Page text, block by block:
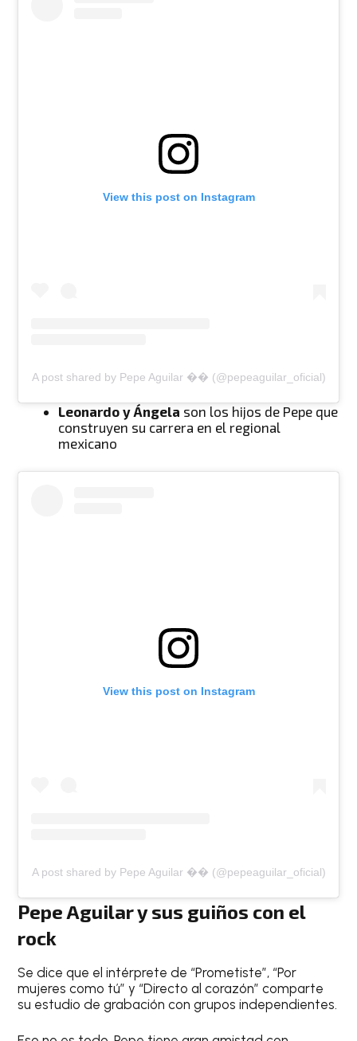
View this post on Instagram
A post shared by Pepe Aguilar �� (@pepeaguilar_oficial)
Leonardo y Ángela son los hijos de Pepe que
construyen su carrera en el regional
mexicano
View this post on Instagram
A post shared by Pepe Aguilar �� (@pepeaguilar_oficial)
Pepe Aguilar y sus guiños con el
rock
Se dice que el intérprete de “Prometiste”, “Por
mujeres como tú” y “Directo al corazón” comparte
su estudio de grabación con grupos independientes.